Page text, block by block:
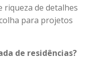
riqueza de detalhes
para projetos
de residências?